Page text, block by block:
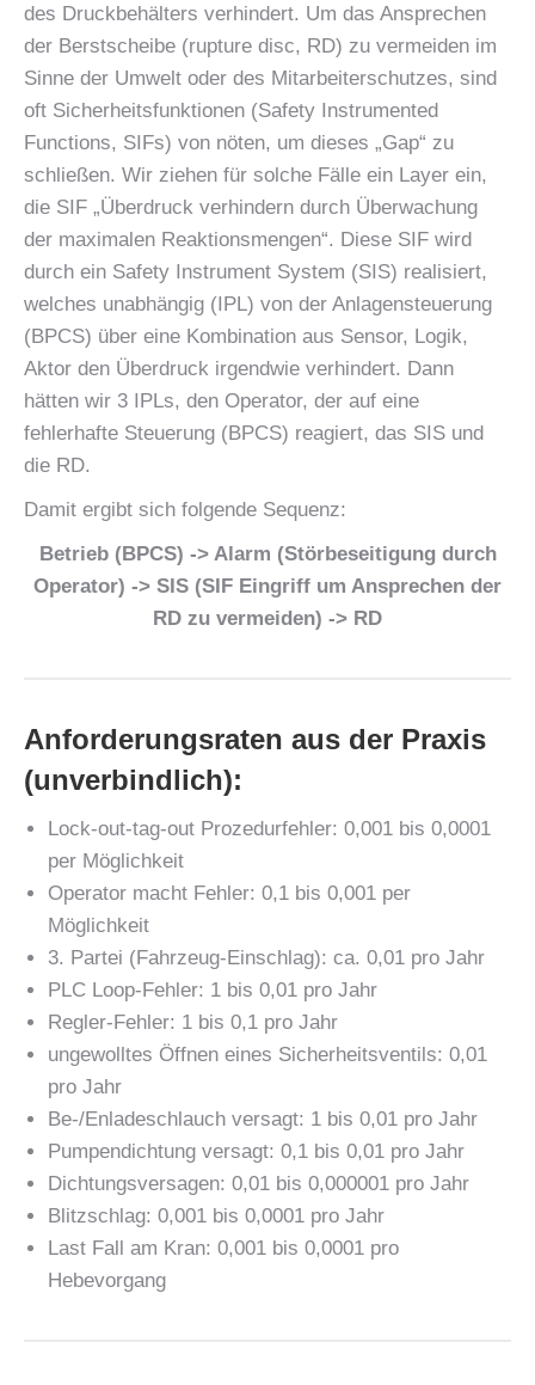
des Druckbehälters verhindert. Um das Ansprechen
der Berstscheibe (rupture disc, RD) zu vermeiden im
Sinne der Umwelt oder des Mitarbeiterschutzes, sind
oft Sicherheitsfunktionen (Safety Instrumented
Functions, SIFs) von nöten, um dieses „Gap“ zu
schließen. Wir ziehen für solche Fälle ein Layer ein,
die SIF „Überdruck verhindern durch Überwachung
der maximalen Reaktionsmengen“. Diese SIF wird
durch ein Safety Instrument System (SIS) realisiert,
welches unabhängig (IPL) von der Anlagensteuerung
(BPCS) über eine Kombination aus Sensor, Logik,
Aktor den Überdruck irgendwie verhindert. Dann
hätten wir 3 IPLs, den Operator, der auf eine
fehlerhafte Steuerung (BPCS) reagiert, das SIS und
die RD.
Damit ergibt sich folgende Sequenz:
Betrieb (BPCS) -> Alarm (Störbeseitigung durch
Operator) -> SIS (SIF Eingriff um Ansprechen der
RD zu vermeiden) -> RD
Anforderungsraten aus der Praxis
(unverbindlich):
Lock-out-tag-out Prozedurfehler: 0,001 bis 0,0001
per Möglichkeit
Operator macht Fehler: 0,1 bis 0,001 per
Möglichkeit
3. Partei (Fahrzeug-Einschlag): ca. 0,01 pro Jahr
PLC Loop-Fehler: 1 bis 0,01 pro Jahr
Regler-Fehler: 1 bis 0,1 pro Jahr
ungewolltes Öffnen eines Sicherheitsventils: 0,01
pro Jahr
Be-/Enladeschlauch versagt: 1 bis 0,01 pro Jahr
Pumpendichtung versagt: 0,1 bis 0,01 pro Jahr
Dichtungsversagen: 0,01 bis 0,000001 pro Jahr
Blitzschlag: 0,001 bis 0,0001 pro Jahr
Last Fall am Kran: 0,001 bis 0,0001 pro
Hebevorgang